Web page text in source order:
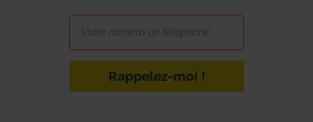
Rappelez-moi !